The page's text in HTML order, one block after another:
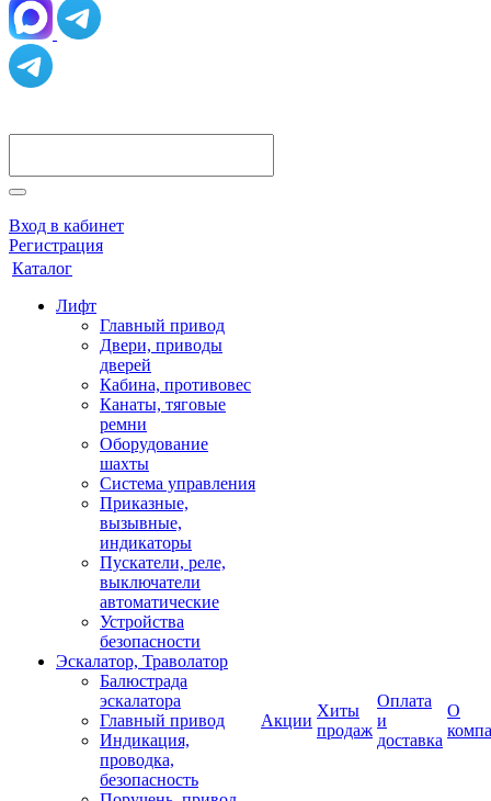
Вход в кабинет
Регистрация
Каталог
Лифт
Главный привод
Двери, приводы
дверей
Кабина, противовес
Канаты, тяговые
ремни
Оборудование
шахты
Система управления
Приказные,
вызывные,
индикаторы
Пускатели, реле,
выключатели
автоматические
Устройства
безопасности
Эскалатор, Траволатор
Балюстрада
эскалатора
Главный привод
Индикация,
проводка,
безопасность
Акции
Хиты
продаж
Оплата
и
доставка
О